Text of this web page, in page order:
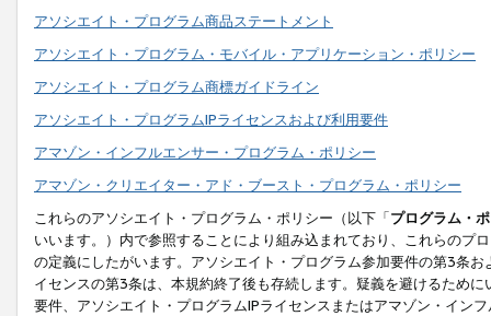
アソシエイト・プログラム商品ステートメント
アソシエイト・プログラム・モバイル・アプリケーション・ポリシー
アソシエイト・プログラム商標ガイドライン
アソシエイト・プログラムIPライセンスおよび利用要件
アマゾン・インフルエンサー・プログラム・ポリシー
アマゾン・クリエイター・アド・ブースト・プログラム・ポリシー
これらのアソシエイト・プログラム・ポリシー（以下「プログラム・
いいます。）内で参照することにより組み込まれており、これらのプ
の定義にしたがいます。アソシエイト・プログラム参加要件の第3条
イセンスの第3条は、本規約終了後も存続します。疑義を避けるため
要件、アソシエイト・プログラムIPライセンスまたはアマゾン・イン